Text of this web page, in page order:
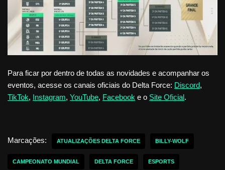
Para ficar por dentro de todas as novidades e acompanhar os
eventos, acesse os canais oficiais do Delta Force: Discord,
TikTok, Instagram, YouTube, Facebook e o Site Oficial.
Marcações: ATUALIZAÇÕES DELTA FORCE BILLY-WOLF
CAMPEONATO MUNDIAL DELTA FORCE ESPORTS